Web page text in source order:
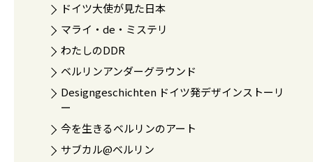
ドイツ大使が見た日本
マライ・de・ミステリ
わたしのDDR
ベルリンアンダーグラウンド
Designgeschichten ドイツ発デザインストーリ
ー
今を生きるベルリンのアート
サブカル@ベルリン